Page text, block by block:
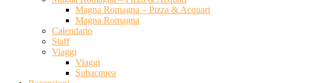
Magna Romagna – Pizza & Acquari
Magna Romagna
Calendario
Staff
Viaggi
Viaggi
Subacquea